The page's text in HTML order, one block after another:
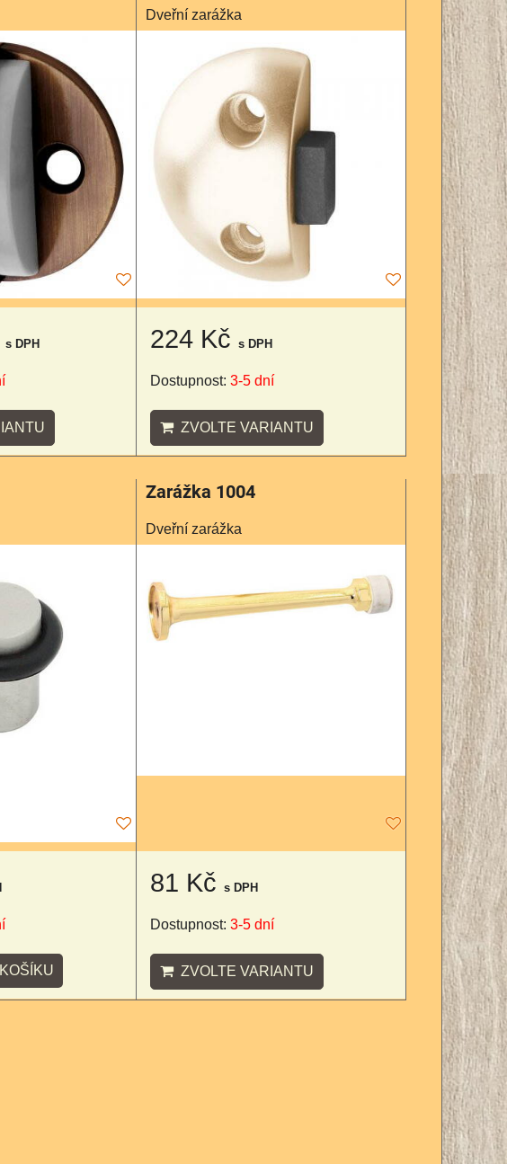
s DPH
Dveřní zarážka
224 Kčs DPH
Dostupnost:3-5 dní
ZVOLTE VARIANTU
Zarážka 1004
Dveřní zarážka
81 Kčs DPH
Dostupnost:3-5 dní
ZVOLTE VARIANTU